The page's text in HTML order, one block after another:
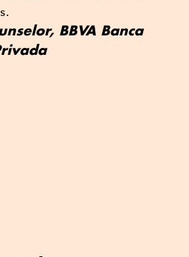
BBVA Banca